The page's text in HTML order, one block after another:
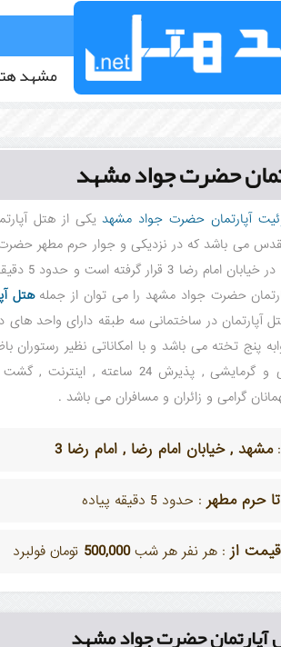
مشهد
حضرت جواد مشهد
آپارتمان حضرت جواد مشهدیکی از هتل
می باشد که در نزدیکی و جوار حرم مطهر
این هتل
حضرت جواد مشهد را می توان از جملههتل
آپارتمان در ساختمانی سه طبقه دارای واحد
سیستم سرمایشی و گرمایشی , پذیرش 24
گرامی و زائران و مسافران می باشد .
:مشهد , خیابان امام رضا , امام رضا 3
حرم مطهر : حدود 5 دقیقه پیاده
از : هر نفر هر شب500,000 تومان فولبرد
آپارتمان حضرت جواد مشهد